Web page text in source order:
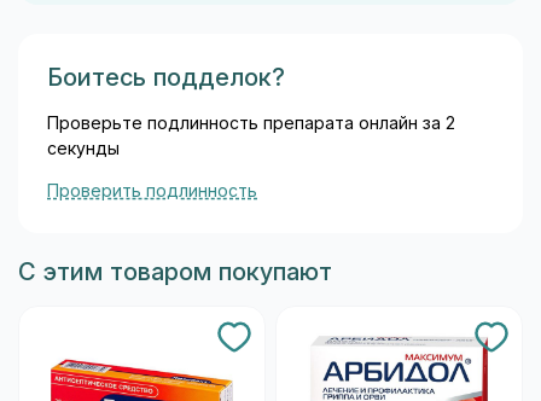
Боитесь подделок?
Проверьте подлинность препарата онлайн за 2
секунды
Проверить подлинность
С этим товаром покупают